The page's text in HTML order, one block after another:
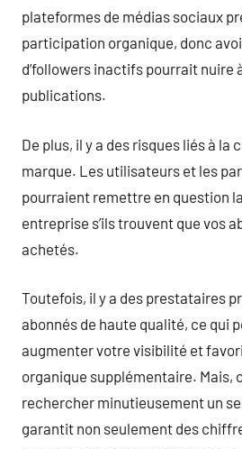
plateformes de médias sociaux
participation organique, donc
d’followers inactifs pourrait nuire
publications.
De plus, il y a des risques liés à la
marque. Les utilisateurs et les
pourraient remettre en question
entreprise s’ils trouvent que vos
achetés.
Toutefois, il y a des prestataires
abonnés de haute qualité, ce qui
augmenter votre visibilité et
organique supplémentaire. Mais,
rechercher minutieusement un
garantit non seulement des